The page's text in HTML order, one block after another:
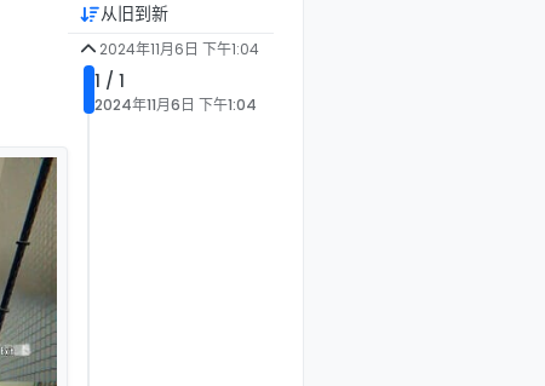
从旧到新
2024年11月6日 下午1:04
1 / 1
2024年11月6日 下午1:04